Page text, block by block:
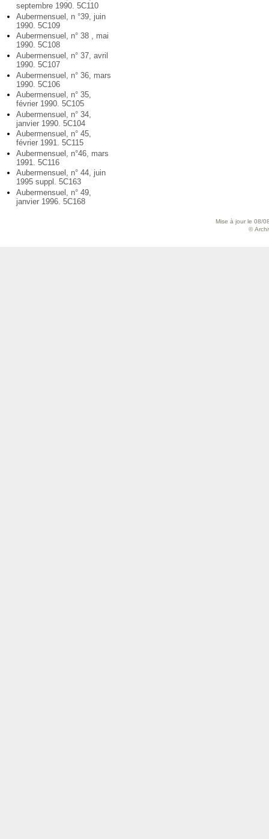
septembre 1990. 5C110
Aubermensuel, n °39, juin
1990. 5C109
Aubermensuel, n° 38 , mai
1990. 5C108
Aubermensuel, n° 37, avril
1990. 5C107
Aubermensuel, n° 36, mars
1990. 5C106
Aubermensuel, n° 35,
février 1990. 5C105
Aubermensuel, n° 34,
janvier 1990. 5C104
Aubermensuel, n° 45,
février 1991. 5C115
Aubermensuel, n°46, mars
1991. 5C116
Aubermensuel, n° 44, juin
1995 suppl. 5C163
Aubermensuel, n° 49,
janvier 1996. 5C168
Mise à jour le 08/
©